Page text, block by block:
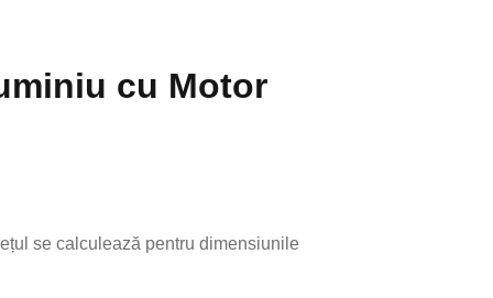
cu Motor
se calculează pentru dimensiunile